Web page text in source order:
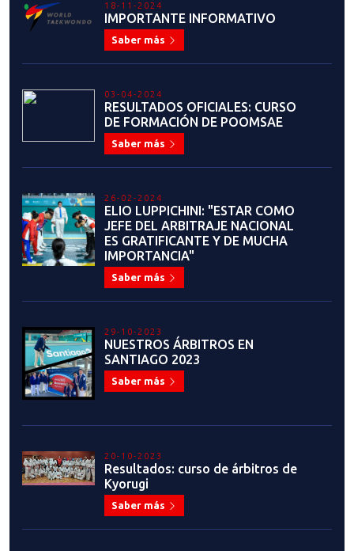
18-11-2024
IMPORTANTE INFORMATIVO
Saber más
03-04-2024
RESULTADOS OFICIALES: CURSO
DE FORMACIÓN DE POOMSAE
Saber más
26-02-2024
ELIO LUPPICHINI: "ESTAR COMO
JEFE DEL ARBITRAJE NACIONAL
ES GRATIFICANTE Y DE MUCHA
IMPORTANCIA"
Saber más
29-10-2023
NUESTROS ÁRBITROS EN
SANTIAGO 2023
Saber más
20-10-2023
Resultados: curso de árbitros de
Kyorugi
Saber más